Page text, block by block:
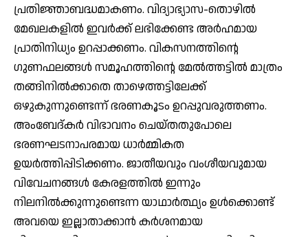
പ്രതിജ്ഞാബദ്ധമാകണം. വിദ്യാഭ്യാസ-തൊഴിൽ
മേഖലകളിൽ ഇവർക്ക് ലഭിക്കേണ്ട അർഹമായ
പ്രാതിനിധ്യം ഉറപ്പാക്കണം. വികസനത്തിന്റെ
ഗുണഫലങ്ങൾ സമൂഹത്തിന്റെ മേൽത്തട്ടിൽ മാത്രം
തങ്ങിനിൽക്കാതെ താഴെത്തട്ടിലേക്ക്
ഒഴുകുന്നുണ്ടെന്ന് ഭരണകൂടം ഉറപ്പുവരുത്തണം.
അംബേദ്കർ വിഭാവനം ചെയ്തതുപോലെ
ഭരണഘടനാപരമായ ധാർമ്മികത
ഉയർത്തിപ്പിടിക്കണം. ജാതീയവും വംശീയവുമായ
വിവേചനങ്ങൾ കേരളത്തിൽ ഇന്നും
നിലനിൽക്കുന്നുണ്ടെന്ന യാഥാർത്ഥ്യം ഉൾക്കൊണ്ട്
അവയെ ഇല്ലാതാക്കാൻ കർശനമായ